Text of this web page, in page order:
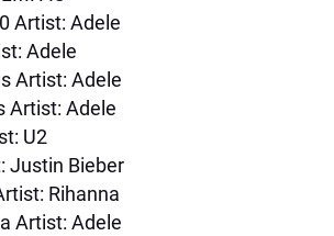
Artist: Adele
Adele
Artist: Adele
Artist: Adele
U2
Justin Bieber
Rihanna
Artist: Adele